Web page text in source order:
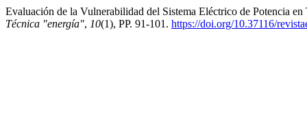
Evaluación de la Vulnerabilidad del Sistema Eléctrico de Potencia
Técnica "energía", 10(1), PP. 91-101. https://doi.org/10.37116/